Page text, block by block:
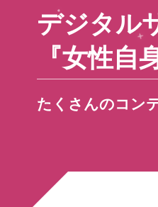
デジタル
『女性自
たくさんのコン